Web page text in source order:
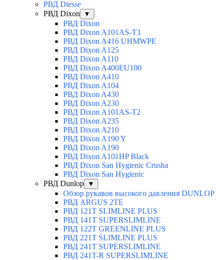
РВД Diesse
РВД Dixon
▼
РВД Dixon
РВД Dixon A101AS-T3
РВД Dixon A416 UHMWPE
РВД Dixon A125
РВД Dixon A110
РВД Dixon A400EU100
РВД Dixon A410
РВД Dixon A104
РВД Dixon A430
РВД Dixon A230
РВД Dixon A101AS-T2
РВД Dixon A235
РВД Dixon A210
РВД Dixon A190 Y
РВД Dixon A190
РВД Dixon A101HP Black
РВД Dixon San Hygienic Crusha
РВД Dixon San Hygienic
РВД Dunlop
▼
Обзор рукавов высокого давления DUNLOP
РВД ARGUS 2TE
РВД 121T SLIMLINE PLUS
РВД 141T SUPERSLIMLINE
РВД 122T GREENLINE PLUS
РВД 221T SLIMLINE PLUS
РВД 241T SUPERSLIMLINE
РВД 241T-R SUPERSLIMLINE